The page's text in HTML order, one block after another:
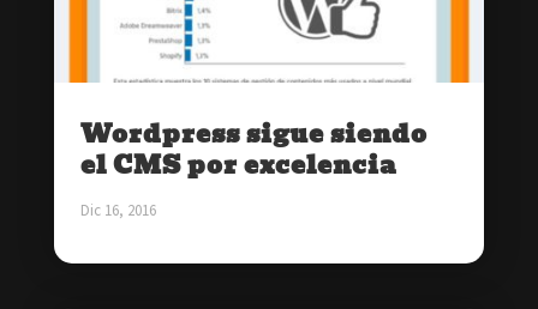
Wordpress sigue siendo
el CMS por excelencia
Dic 16, 2016